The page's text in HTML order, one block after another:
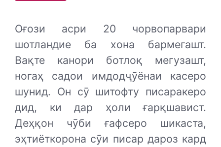
Оғози асри 20 чорвопарвари
шотландие ба хона бармегашт.
Вақте канори ботлоқ мегузашт,
ногаҳ садои имдодҷӯёнаи касеро
шунид. Он сӯ шитофту писаракеро
дид, ки дар ҳоли ғарқшавист.
Деҳқон чӯби ғафсеро шикаста,
эҳтиёткорона сӯи писар дароз кард